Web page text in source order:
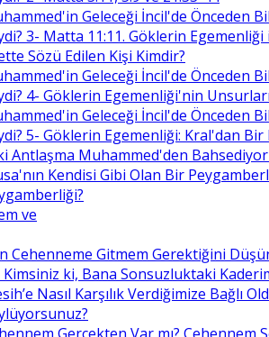
Geleceği İncil'de Önceden
3- Matta 11:11. Göklerin
Sözü Edilen Kişi Kimdir?
Geleceği İncil'de Önceden
4- Göklerin Egemenliği'nin
Geleceği İncil'de Önceden
5- Göklerin Egemenliği: Kral'dan Bir
Antlaşma Muhammed'den Bahsediyor
Kendisi Gibi Olan Bir
ve
Cehenneme Gitmem Gerektiğini
Kimsiniz ki, Bana Sonsuzluktaki
Nasıl Karşılık Verdiğimize Bağlı